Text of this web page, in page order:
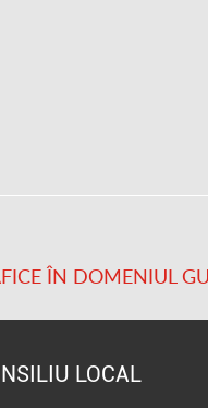
ÎN DOMENIUL
LOCAL